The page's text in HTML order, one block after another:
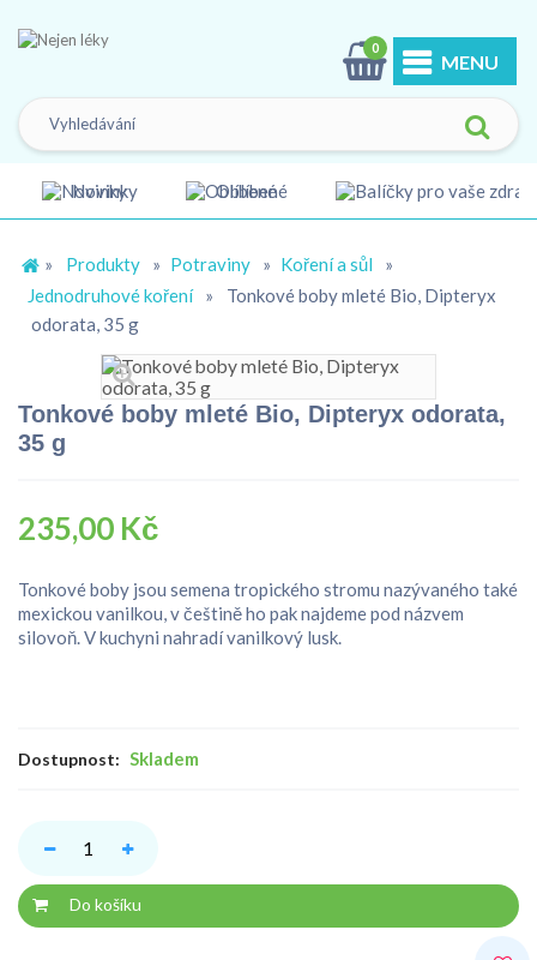
0
Novinky Oblíbené
MENU
» Produkty » Potraviny » Koření a sůl
»
Jednodruhové koření
»
Tonkové boby mleté Bio, Dipteryx
odorata, 35 g
Tonkové boby mleté Bio, Dipteryx odorata,
35 g
235,00 Kč
Tonkové boby jsou semena tropického stromu nazývaného také
mexickou vanilkou, v češtině ho pak najdeme pod názvem
silovoň. V kuchyni nahradí vanilkový lusk.
Dostupnost: Skladem
Do košíku